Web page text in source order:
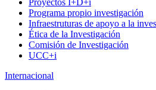
Proyectos I+D+i
Programa propio investigación
Infraestruturas de apoyo a la
Ética de la Investigación
Comisión de Investigación
UCC+i
Internacional